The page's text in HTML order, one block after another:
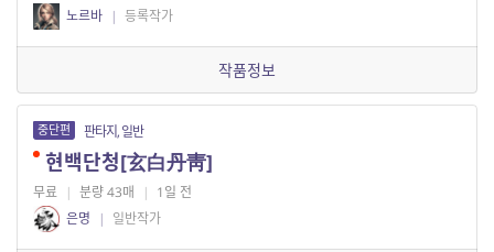
노르바 | 등록작가
작품정보
중단편 판타지, 일반
현백단청[玄白丹靑]
무료 | 분량 43매 | 1일 전
은명
| 일반작가